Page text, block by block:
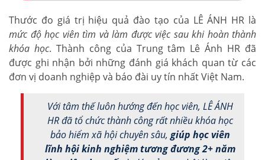
Thước đo giá trị hiệu quả đào tạo của LÊ ÁNH HR là
mức độ học viên tìm và làm được việc sau khi hoàn thành
khóa học. Thành công của Trung tâm Lê Ánh HR đã
được ghi nhận bởi những đánh giá khách quan từ các
đơn vị doanh nghiệp và báo đài uy tín nhất Việt Nam.
Với tâm thế luôn hướng đến học viên, LÊ ÁNH
HR đã tổ chức thành công rất nhiều khóa học
bảo hiểm xã hội chuyên sâu, giúp học viên
lĩnh hội kinh nghiệm tương đương 2+ năm